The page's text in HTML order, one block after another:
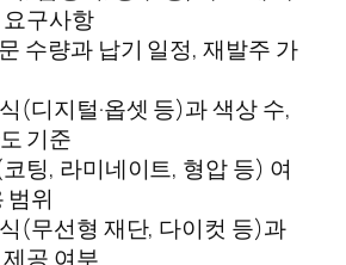
구사항
수량과 납기 일정, 재발주 가
(디지털·옵셋 등)과 색상 수,
기준
팅, 라미네이트, 형압 등) 여
범위
(무선형 재단, 다이컷 등)과
공 여부